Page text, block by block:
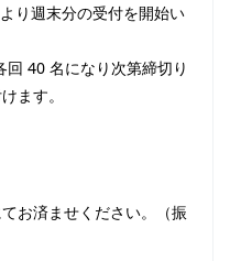
り週末分の受付を開始い
40 名になり次第締切り
ます。
お済ませください。（振